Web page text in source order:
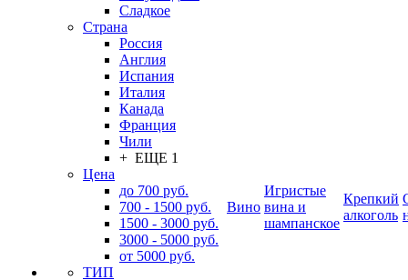
Сладкое
Страна
Россия
Англия
Испания
Италия
Канада
Франция
Чили
+ ЕЩЕ 1
Цена
до 700 руб.
700 - 1500 руб.
1500 - 3000 руб.
3000 - 5000 руб.
от 5000 руб.
ТИП
Вино
Игристые
вина и
шампанское
Крепкий
алкоголь